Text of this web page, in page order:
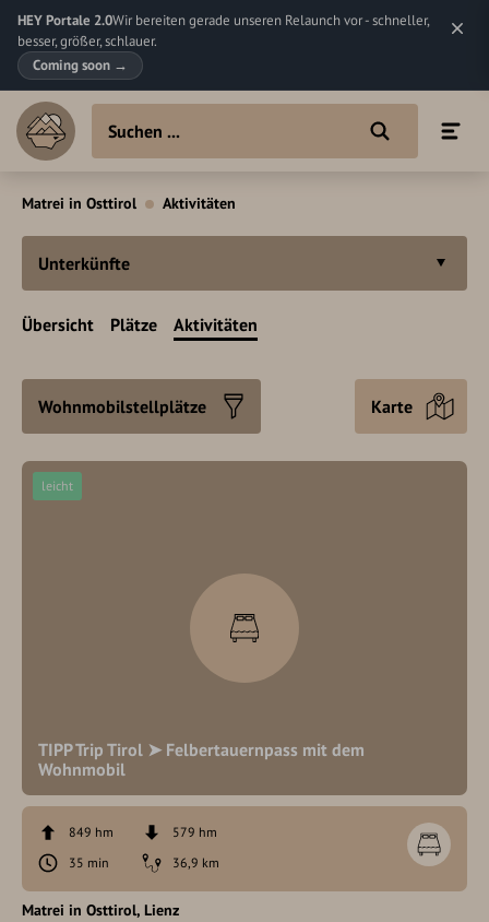
HEY Portale 2.0Wir bereiten gerade unseren Relaunch vor - schneller,
besser, größer, schlauer.
Coming soon →
Matrei in Osttirol Aktivitäten
Unterkünfte
Übersicht Plätze Aktivitäten
Wohnmobilstellplätze Karte
TIPP Trip Tirol ➤ Felbertauernpass mit dem
Wohnmobil
leicht
849 hm
579 hm
35 min
36,9 km
Matrei in Osttirol Lienz